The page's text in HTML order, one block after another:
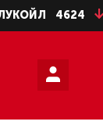
4624 -8